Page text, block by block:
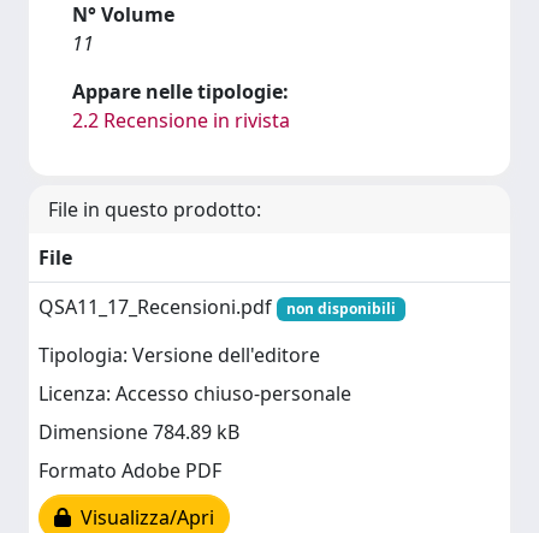
N° Volume
11
Appare nelle tipologie:
2.2 Recensione in rivista
File in questo prodotto:
File
QSA11_17_Recensioni.pdf
non disponibili
Tipologia: Versione dell'editore
Licenza: Accesso chiuso-personale
Dimensione 784.89 kB
Formato Adobe PDF
Visualizza/Apri